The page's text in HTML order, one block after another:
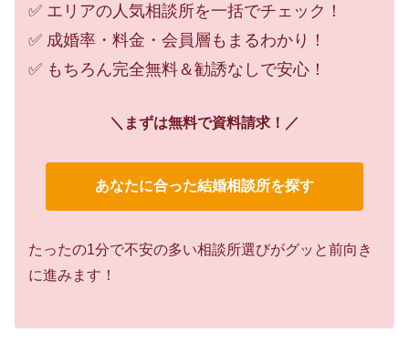
✅ エリアの人気相談所を一括でチェック！
✅ 成婚率・料金・会員層もまるわかり！
✅ もちろん完全無料＆勧誘なしで安心！
＼まずは無料で資料請求！／
あなたに合った結婚相談所を探す
たったの1分で不安の多い相談所選びがグッと前向き
に進みます！